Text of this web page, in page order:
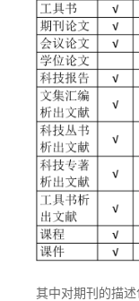
其中对期刊的描